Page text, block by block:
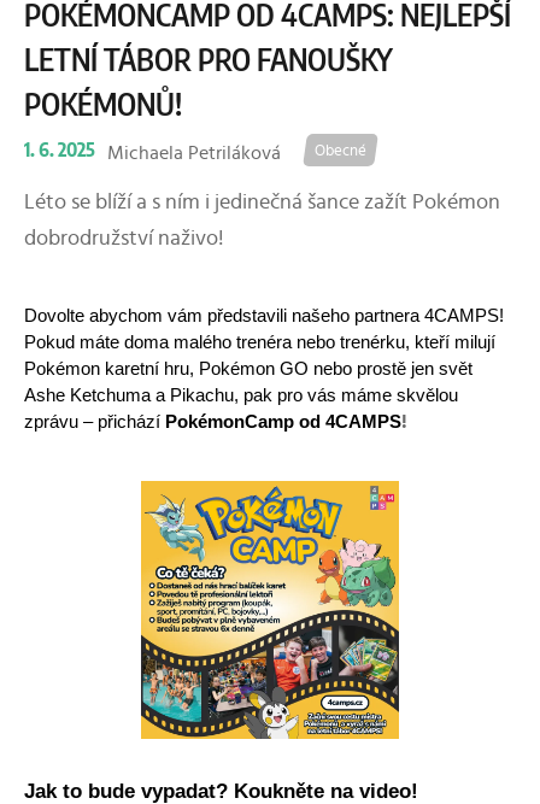
POKÉMONCAMP OD 4CAMPS: NEJLEPŠÍ
LETNÍ TÁBOR PRO FANOUŠKY
POKÉMONŮ!
1. 6. 2025 Michaela Petriláková Obecné
Léto se blíží a s ním i jedinečná šance zažít Pokémon
dobrodružství naživo!
Dovolte abychom vám představili našeho partnera 4CAMPS!
Pokud máte doma malého trenéra nebo trenérku, kteří milují
Pokémon karetní hru, Pokémon GO nebo prostě jen svět
Ashe Ketchuma a Pikachu, pak pro vás máme skvělou
zprávu – přichází PokémonCamp od 4CAMPS!
Jak to bude vypadat? Koukněte na video!